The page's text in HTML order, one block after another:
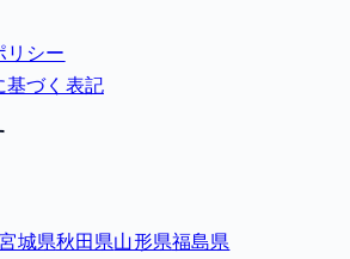
リシー
基づく表記
城県秋田県山形県福島県